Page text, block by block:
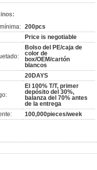
200pcs
Price is negotiable
Bolso del PE/caja de
color de
box/OEM/cartón
blancos
20DAYS
El 100% T/T, primer
depósito del 30%,
balanza del 70% antes
de la entrega
100,000pieces/week